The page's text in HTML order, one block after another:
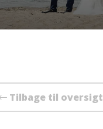
Tilbage til oversigt